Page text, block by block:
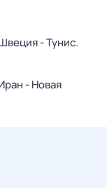
- Тунис.
- Новая